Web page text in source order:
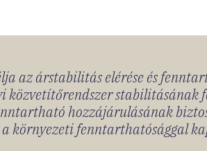
az árstabilitás elérése és
közvetítőrendszer stabilitásának
hozzájárulásának
környezeti fenntarthatósággal